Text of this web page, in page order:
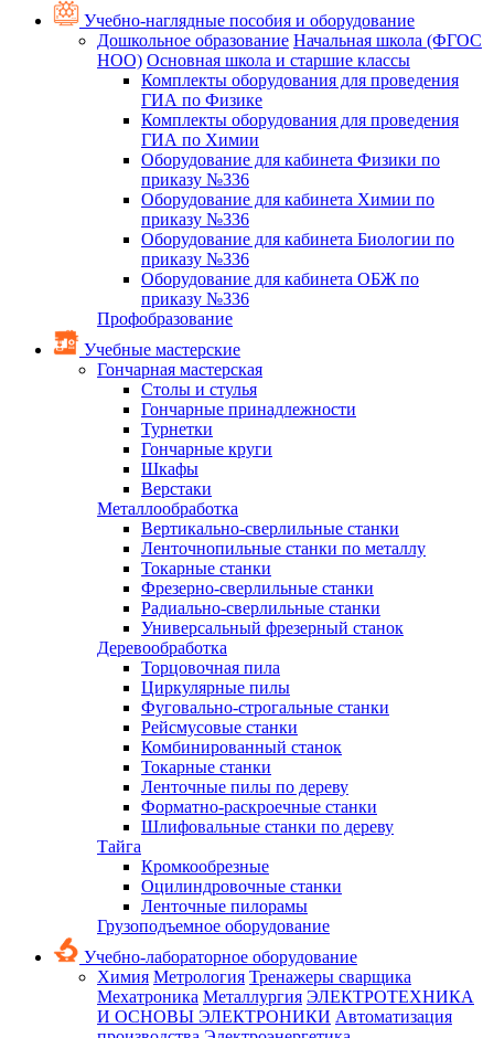
Учебно-наглядные пособия и оборудование
Дошкольное образование Начальная школа (ФГОС
НОО) Основная школа и старшие классы
Комплекты оборудования для проведения
ГИА по Физике
Комплекты оборудования для проведения
ГИА по Химии
Оборудование для кабинета Физики по
приказу №336
Оборудование для кабинета Химии по
приказу №336
Оборудование для кабинета Биологии по
приказу №336
Оборудование для кабинета ОБЖ по
приказу №336
Профобразование
Учебные мастерские
Гончарная мастерская
Столы и стулья
Гончарные принадлежности
Турнетки
Гончарные круги
Шкафы
Верстаки
Металлообработка
Вертикально-сверлильные станки
Ленточнопильные станки по металлу
Токарные станки
Фрезерно-сверлильные станки
Радиально-сверлильные станки
Универсальный фрезерный станок
Деревообработка
Торцовочная пила
Циркулярные пилы
Фуговально-строгальные станки
Рейсмусовые станки
Комбинированный станок
Токарные станки
Ленточные пилы по дереву
Форматно-раскроечные станки
Шлифовальные станки по дереву
Тайга
Кромкообрезные
Оцилиндровочные станки
Ленточные пилорамы
Грузоподъемное оборудование
Учебно-лабораторное оборудование
Химия Метрология Тренажеры сварщика
Мехатроника Металлургия ЭЛЕКТРОТЕХНИКА
И ОСНОВЫ ЭЛЕКТРОНИКИ Автоматизация